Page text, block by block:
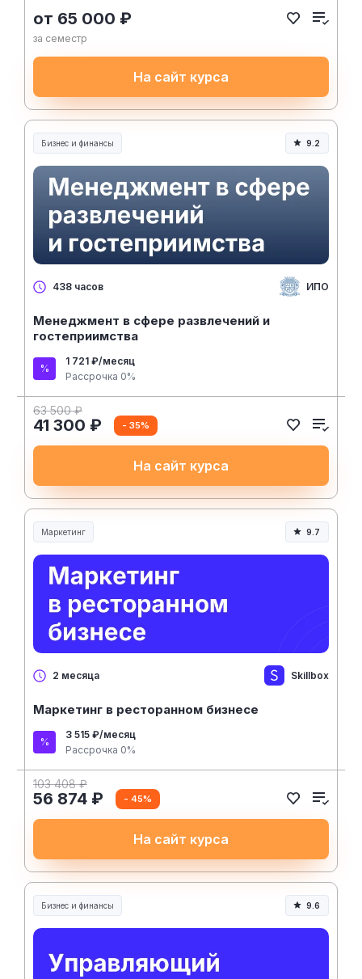
от 65 000 ₽
за семестр
На сайт курса
Бизнес и финансы 9.2
438 часов ИПО
Менеджмент в сфере развлечений и
гостеприимства
1 721 ₽/месяц
Рассрочка 0%
63 500 ₽
41 300 ₽ - 35%
На сайт курса
Маркетинг 9.7
2 месяца Skillbox
Маркетинг в ресторанном бизнесе
3 515 ₽/месяц
Рассрочка 0%
103 408 ₽
56 874 ₽ - 45%
На сайт курса
Бизнес и финансы 9.6